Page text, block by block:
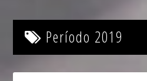
Período 2019